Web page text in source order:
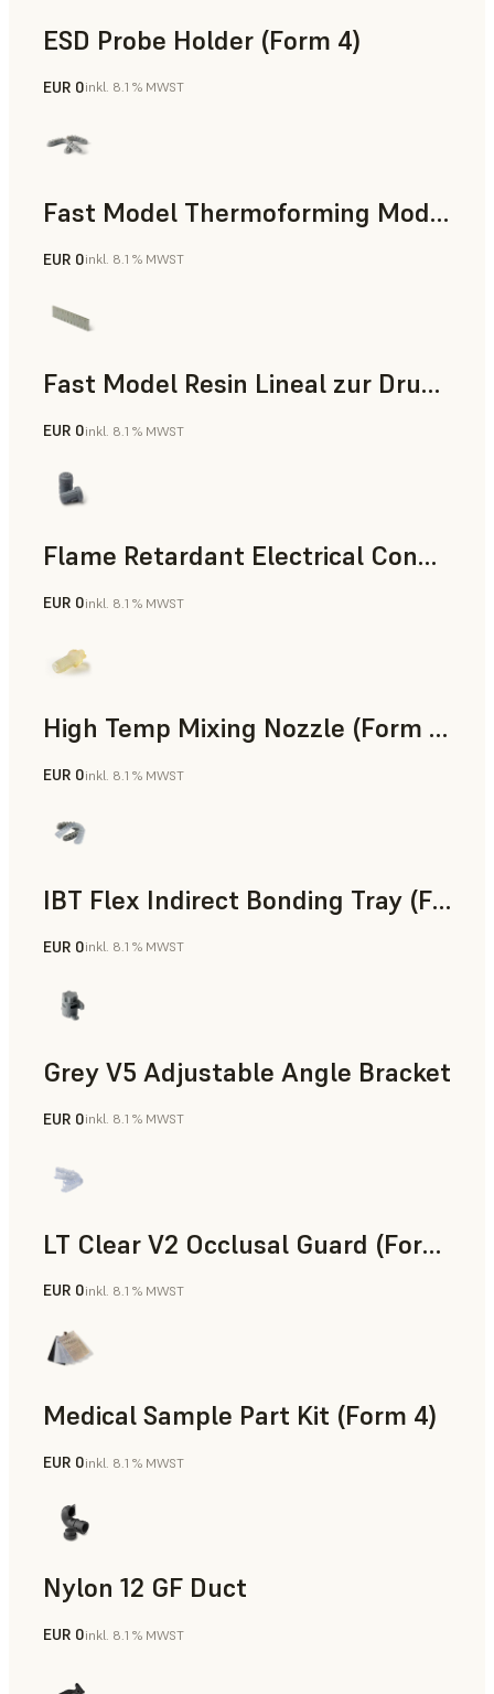
ESD Probe Holder (Form 4)
Technik
EUR 0inkl. 8.1 % MWST
Fast Model Thermoforming Model
Zahnmedizin
EUR 0inkl. 8.1 % MWST
Fast Model Resin Lineal zur Druckzeitmessung
Standard
EUR 0inkl. 8.1 % MWST
Flame Retardant Electrical Connector (Form 4)
Technik
EUR 0inkl. 8.1 % MWST
High Temp Mixing Nozzle (Form 4)
Technik
EUR 0inkl. 8.1 % MWST
IBT Flex Indirect Bonding Tray (Form 4)
Zahnmedizin
EUR 0inkl. 8.1 % MWST
Grey V5 Adjustable Angle Bracket
Standard
EUR 0inkl. 8.1 % MWST
LT Clear V2 Occlusal Guard (Form 4)
Zahnmedizin
EUR 0inkl. 8.1 % MWST
Medical Sample Part Kit (Form 4)
Medizin
EUR 0inkl. 8.1 % MWST
Nylon 12 GF Duct
SLS-Pulver
EUR 0inkl. 8.1 % MWST